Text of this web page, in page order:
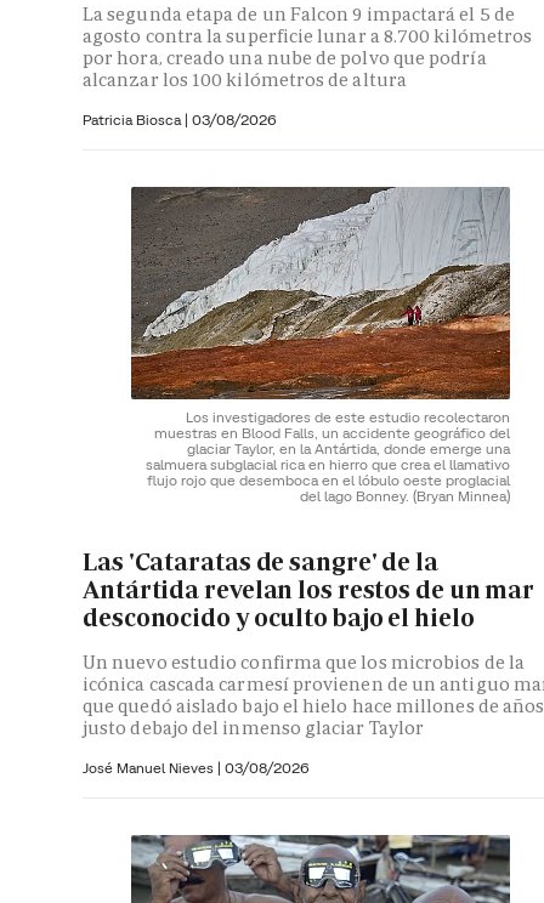
La segunda etapa de un Falcon 9 impactará el 5 de
agosto contra la superficie lunar a 8.700 kilómetros
por hora, creado una nube de polvo que podría
alcanzar los 100 kilómetros de altura
Patricia Biosca | 03/08/2026
Los investigadores de este estudio recolectaron
muestras en Blood Falls, un accidente geográfico del
glaciar Taylor, en la Antártida, donde emerge una
salmuera subglacial rica en hierro que crea el llamativo
flujo rojo que desemboca en el lóbulo oeste proglacial
del lago Bonney. (Bryan Minnea)
Las 'Cataratas de sangre' de la
Antártida revelan los restos de un mar
desconocido y oculto bajo el hielo
Un nuevo estudio confirma que los microbios de la
icónica cascada carmesí provienen de un antiguo
que quedó aislado bajo el hielo hace millones de años
justo debajo del inmenso glaciar Taylor
José Manuel Nieves | 03/08/2026